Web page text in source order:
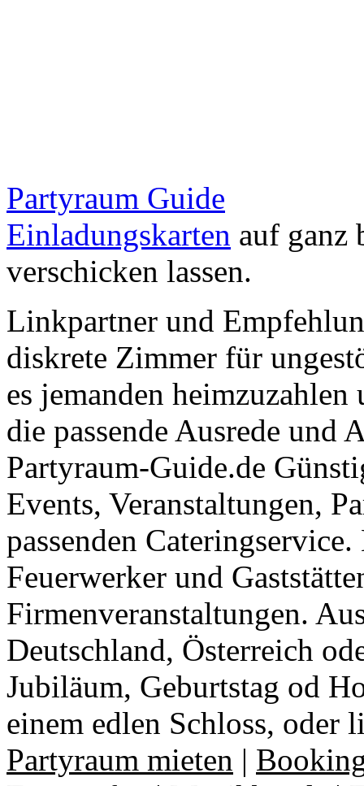
Partyraum Guide
Einladungskarten auf ganz
verschicken lassen.
Linkpartner und
diskrete Zimmer für
es jemanden
die passende Ausrede und
Partyraum-Guide.de
Events, Veranstaltungen,
passenden
Feuerwerker und
Firmenveranstaltungen.
Deutschland, Österreich
Jubiläum, Geburtstag od
einem edlen Schloss, oder
Partyraum mieten |